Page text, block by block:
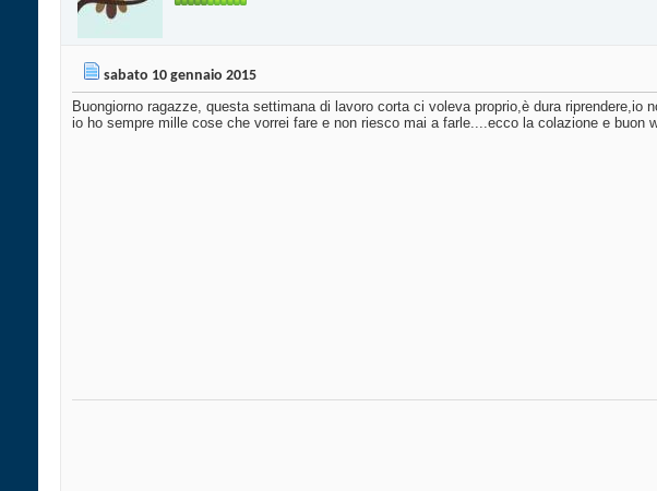
sabato 10 gennaio 2015
Buongiorno ragazze, questa settimana di lavoro corta ci voleva proprio,è dura riprendere,io
io ho sempre mille cose che vorrei fare e non riesco mai a farle....ecco la colazione e buon